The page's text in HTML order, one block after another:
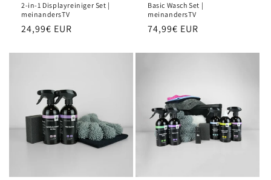
2-in-1 Displayreiniger Set |
meinandersTV
Normaler
24,99€ EUR
Basic Wasch Set |
meinandersTV
Normaler
74,99€ EUR